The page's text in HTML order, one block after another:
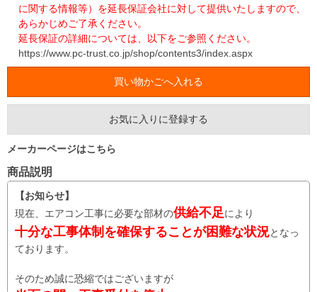
に関する情報等）を延長保証会社に対して提供いたしますので、
あらかじめご了承ください。
延長保証の詳細については、以下をご参照ください。
https://www.pc-trust.co.jp/shop/contents3/index.aspx
お気に入りに登録する
メーカーページはこちら
商品説明
【お知らせ】
現在、エアコン工事に必要な部材の供給不足により
十分な工事体制を確保することが困難な状況となっ
ております。
そのため誠に恐縮ではございますが